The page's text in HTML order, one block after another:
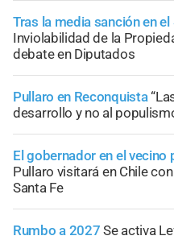
Tras la media sanción en el
Inviolabilidad de la
debate en Diputados
Pullaro en Reconquista
desarrollo y no al
El gobernador en el vecino
Pullaro visitará en Chile
Santa Fe
Rumbo a 2027 Se activa